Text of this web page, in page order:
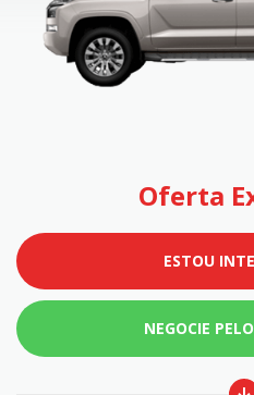
Oferta
ESTOU
NEGOCIE